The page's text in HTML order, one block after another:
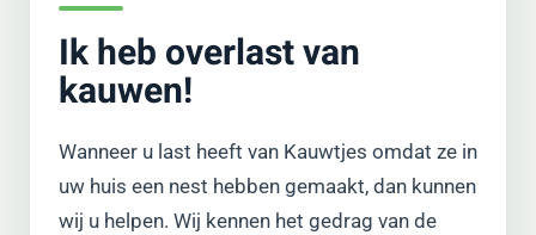
Ik heb overlast van
kauwen!
Wanneer u last heeft van Kauwtjes omdat ze in
uw huis een nest hebben gemaakt, dan kunnen
wij u helpen. Wij kennen het gedrag van de